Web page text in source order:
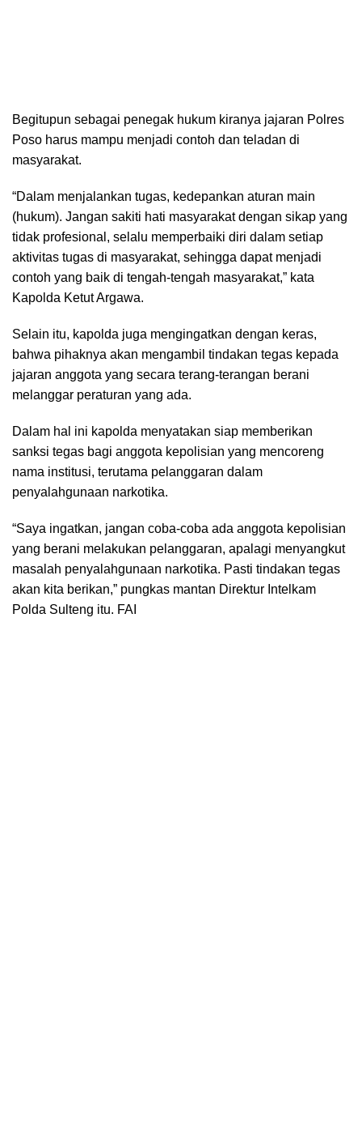
Begitupun sebagai penegak hukum kiranya jajaran Polres
Poso harus mampu menjadi contoh dan teladan di
masyarakat.
“Dalam menjalankan tugas, kedepankan aturan main
(hukum). Jangan sakiti hati masyarakat dengan sikap yang
tidak profesional, selalu memperbaiki diri dalam setiap
aktivitas tugas di masyarakat, sehingga dapat menjadi
contoh yang baik di tengah-tengah masyarakat,” kata
Kapolda Ketut Argawa.
Selain itu, kapolda juga mengingatkan dengan keras,
bahwa pihaknya akan mengambil tindakan tegas kepada
jajaran anggota yang secara terang-terangan berani
melanggar peraturan yang ada.
Dalam hal ini kapolda menyatakan siap memberikan
sanksi tegas bagi anggota kepolisian yang mencoreng
nama institusi, terutama pelanggaran dalam
penyalahgunaan narkotika.
“Saya ingatkan, jangan coba-coba ada anggota kepolisian
yang berani melakukan pelanggaran, apalagi menyangkut
masalah penyalahgunaan narkotika. Pasti tindakan tegas
akan kita berikan,” pungkas mantan Direktur Intelkam
Polda Sulteng itu. FAI